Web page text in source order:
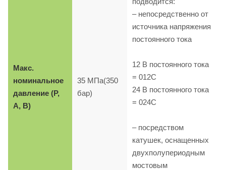
– непосредственно от
источника напряжения
постоянного тока
12 B постоянного тока
= 012C
24 B постоянного тока
= 024C
– посредством
катушек, оснащенных
двухполупериодным
мостовым
Макс.
номинальное
давление (P,
A, B)
35 МПа(350
бар)